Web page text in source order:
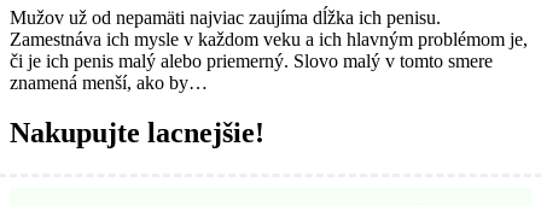
Mužov už od nepamäti najviac zaujíma dĺžka ich penisu.
Zamestnáva ich mysle v každom veku a ich hlavným problémom je,
či je ich penis malý alebo priemerný. Slovo malý v tomto smere
znamená menší, ako by…
Nakupujte lacnejšie!